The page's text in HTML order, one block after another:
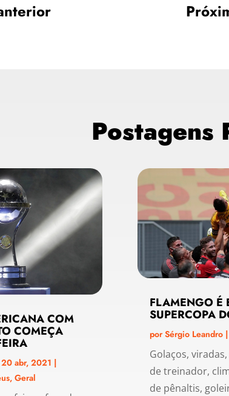
Postagens
COM
COMEÇA
20 abr, 2021 |
,Geral
FLAMENGO É
SUPERCOPA
porSérgio Leandro|
Golaços,
de treinador,
de pênaltis,